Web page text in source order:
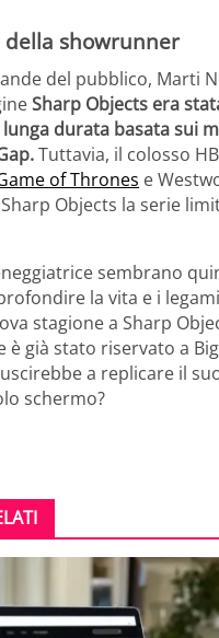
della showrunner
del pubblico, Marti
Sharp Objects era
durata basata sui
Tuttavia, il colosso
of Thrones e
Objects la serie
sembrano
la vita e i
stagione a Sharp
già stato riservato a
a replicare il
schermo?